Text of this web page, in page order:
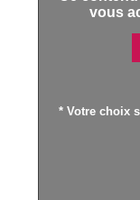
vous
* Votre choix